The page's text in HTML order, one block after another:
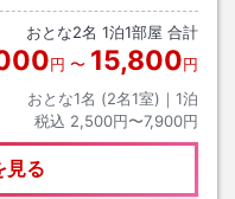
留所で下車。ご不明な点はお
おとな2名 1泊1部屋 合計
円 〜 15,800円
おとな1名 (2名1室)｜ 1泊
税込 2,500円〜7,900円
見る